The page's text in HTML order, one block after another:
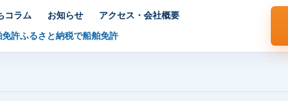
許ふるさと納税で船舶免許
コラム お知らせ アクセス・会社概要